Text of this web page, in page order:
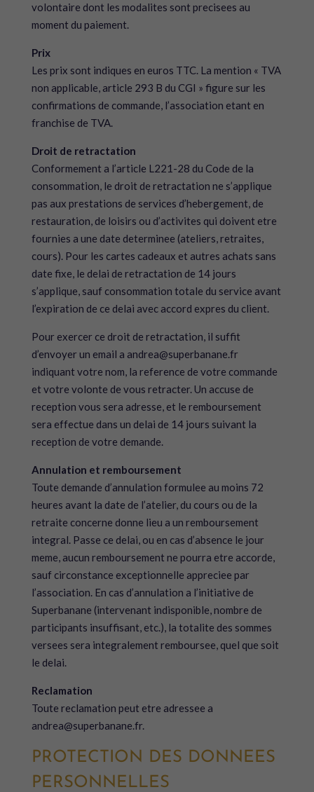
volontaire dont les modalites sont precisees au
moment du paiement.
Prix
Les prix sont indiques en euros TTC. La mention « TVA
non applicable, article 293 B du CGI » figure sur les
confirmations de commande, l’association etant en
franchise de TVA.
Droit de retractation
Conformement a l’article L221-28 du Code de la
consommation, le droit de retractation ne s’applique
pas aux prestations de services d’hebergement, de
restauration, de loisirs ou d’activites qui doivent etre
fournies a une date determinee (ateliers, retraites,
cours). Pour les cartes cadeaux et autres achats sans
date fixe, le delai de retractation de 14 jours
s’applique, sauf consommation totale du service avant
l’expiration de ce delai avec accord expres du client.
Pour exercer ce droit de retractation, il suffit
d’envoyer un email a andrea@superbanane.fr
indiquant votre nom, la reference de votre commande
et votre volonte de vous retracter. Un accuse de
reception vous sera adresse, et le remboursement
sera effectue dans un delai de 14 jours suivant la
reception de votre demande.
Annulation et remboursement
Toute demande d’annulation formulee au moins 72
heures avant la date de l’atelier, du cours ou de la
retraite concerne donne lieu a un remboursement
integral. Passe ce delai, ou en cas d’absence le jour
meme, aucun remboursement ne pourra etre accorde,
sauf circonstance exceptionnelle appreciee par
l’association. En cas d’annulation a l’initiative de
Superbanane (intervenant indisponible, nombre de
participants insuffisant, etc.), la totalite des sommes
versees sera integralement remboursee, quel que soit
le delai.
Reclamation
Toute reclamation peut etre adressee a
andrea@superbanane.fr.
PROTECTION DES DONNEES
PERSONNELLES